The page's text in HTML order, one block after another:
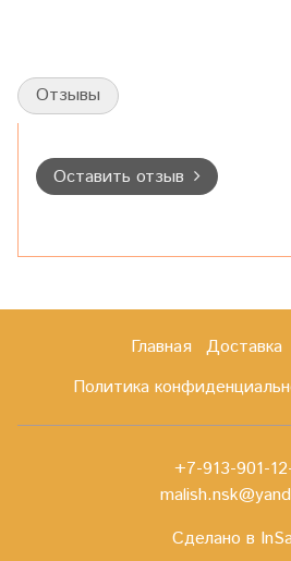
Отзывы
Оставить отзыв
Главная Доставка
Политика
+7-913-901-
Сделано в